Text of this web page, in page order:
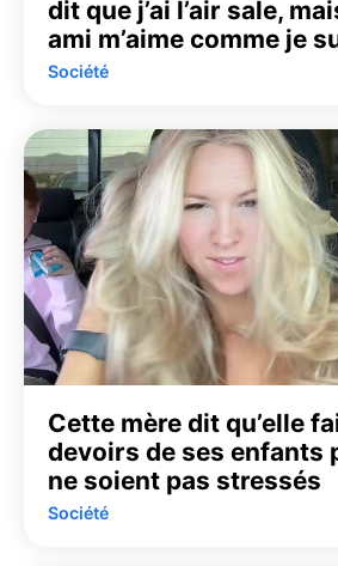
dit que j’ai l’air sale,
ami m’aime comme je
Société
Cette mère dit qu’elle
devoirs de ses enfants
ne soient pas stressés
Société